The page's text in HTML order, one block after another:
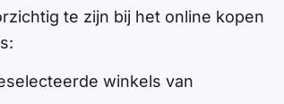
te zijn bij het online kopen
winkels van